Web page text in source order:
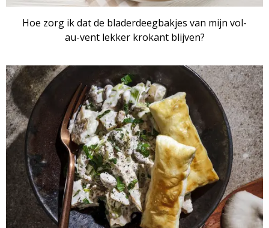
Hoe zorg ik dat de bladerdeegbakjes van mijn vol-
au-vent lekker krokant blijven?
ARTIKEL